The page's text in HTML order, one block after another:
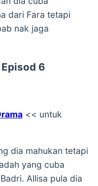
dari Fara tetapi
nak jaga
6
<< untuk
dia mahukan tetapi
yang cuba
Allisa pula dia